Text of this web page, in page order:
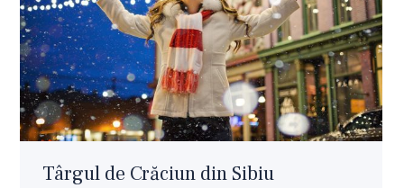
Târgul de Crăciun din Sibiu